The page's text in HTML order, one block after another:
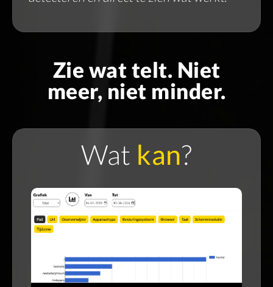
Zie wat telt. Niet
meer, niet minder.
Wat kan?